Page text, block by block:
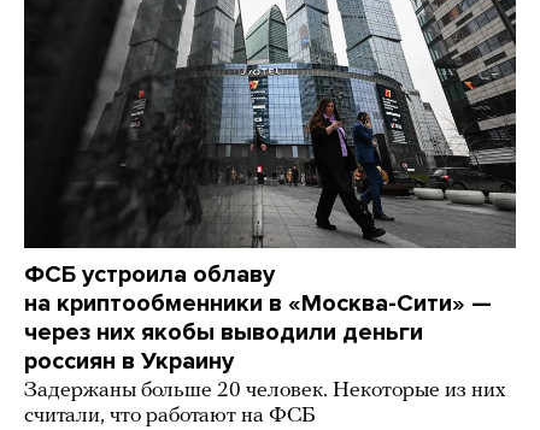
ФСБ устроила облаву
на криптообменники в «Москва-Сити» —
через них якобы выводили деньги
россиян в Украину
Задержаны больше 20 человек. Некоторые из них
считали, что работают на ФСБ